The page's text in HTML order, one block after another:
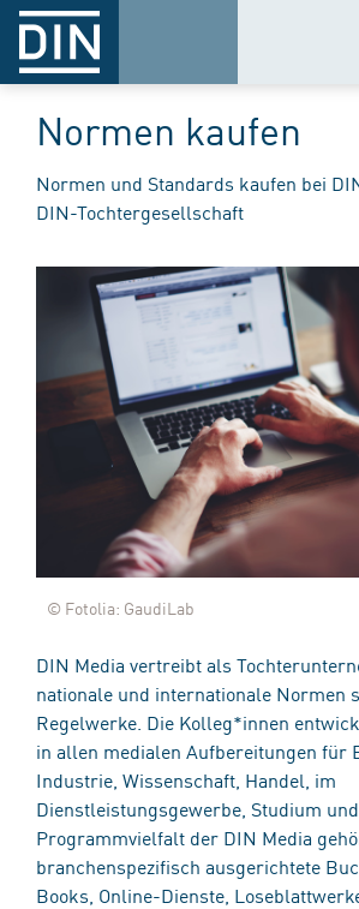
Normen kaufen
Normen und Standards kaufen bei
DIN-Tochtergesellschaft
© Fotolia: GaudiLab
DIN Media vertreibt als
nationale und internationale Normen
Regelwerke. Die Kolleg*innen
in allen medialen Aufbereitungen für
Industrie, Wissenschaft, Handel, im
Dienstleistungsgewerbe, Studium
Programmvielfalt der DIN Media
branchenspezifisch ausgerichtete
Books, Online-Dienste,